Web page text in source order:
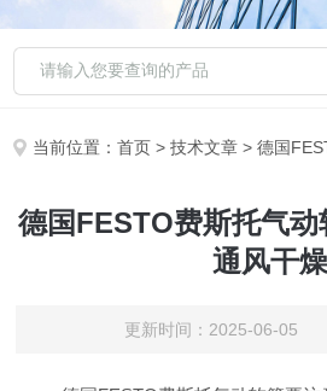
当前位置：首页 >技术文章 > 德国FESTO
德国FESTO费斯托气
通风干燥
更新时间：2025-06-05